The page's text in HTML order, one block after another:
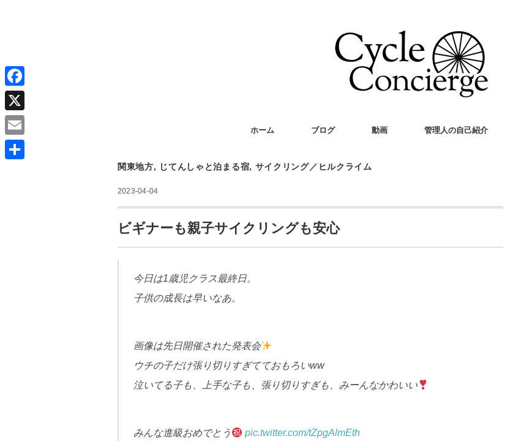
ホーム ブログ 動画 管理人の自己紹介
関東地方, じてんしゃと泊まる宿, サイクリング／ヒルクライム
2023-04-04
ビギナーも親子サイクリングも安心
今日は1歳児クラス最終日。
子供の成長は早いなあ。
画像は先日開催された発表会
ウチの子だけ張り切りすぎてておもろいww
泣いてる子も、上手な子も、張り切りすぎも、みーんなかわいい
みんな進級おめでとう pic.twitter.com/tZpgAlmEth
F
a
c
e
X
E